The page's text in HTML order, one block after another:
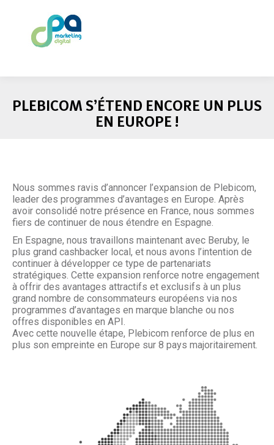
PLEBICOM S’ÉTEND ENCORE UN PLUS
EN EUROPE !
Nous sommes ravis d’annoncer l’expansion de Plebicom,
leader des programmes d’avantages en Europe. Après
avoir consolidé notre présence en France, nous sommes
fiers de continuer de nous étendre en Espagne.
En Espagne, nous travaillons maintenant avec Beruby, le
plus grand cashbacker local, et nous avons l’intention de
continuer à développer ce type de partenariats
stratégiques. Cette expansion renforce notre engagement
à offrir des avantages attractifs et exclusifs à un plus
grand nombre de consommateurs européens via nos
programmes d’avantages en marque blanche ou nos
offres disponibles en API.
Avec cette nouvelle étape, Plebicom renforce de plus en
plus son empreinte en Europe sur 8 pays majoritairement.